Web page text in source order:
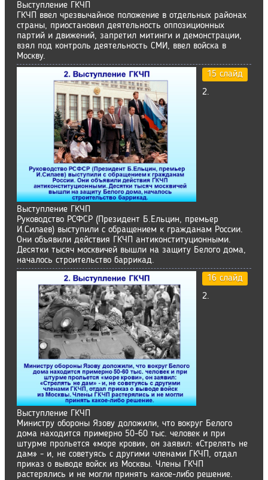
Выступление ГКЧП
ГКЧП ввел чрезвычайное положение в отдельных районах
страны, приостановил деятельность оппозиционных
партий и движений, запретил митинги и демонстрации,
взял под контроль деятельность СМИ, ввел войска в
Москву.
15 слайд
2.
Выступление ГКЧП
Руководство РСФСР (Президент Б.Ельцин, премьер
И.Силаев) выступили с обращением к гражданам России.
Они объявили действия ГКЧП антиконституционными.
Десятки тысяч москвичей вышли на защиту Белого дома,
началось строительство баррикад.
16 слайд
2.
Выступление ГКЧП
Министру обороны Язову доложили, что вокруг Белого
дома находится примерно 50-60 тыс. человек и при
штурме прольется «море крови», он заявил: «Стрелять не
дам» - и, не советуясь с другими членами ГКЧП, отдал
приказ о выводе войск из Москвы. Члены ГКЧП
растерялись и не могли принять какое-либо решение.